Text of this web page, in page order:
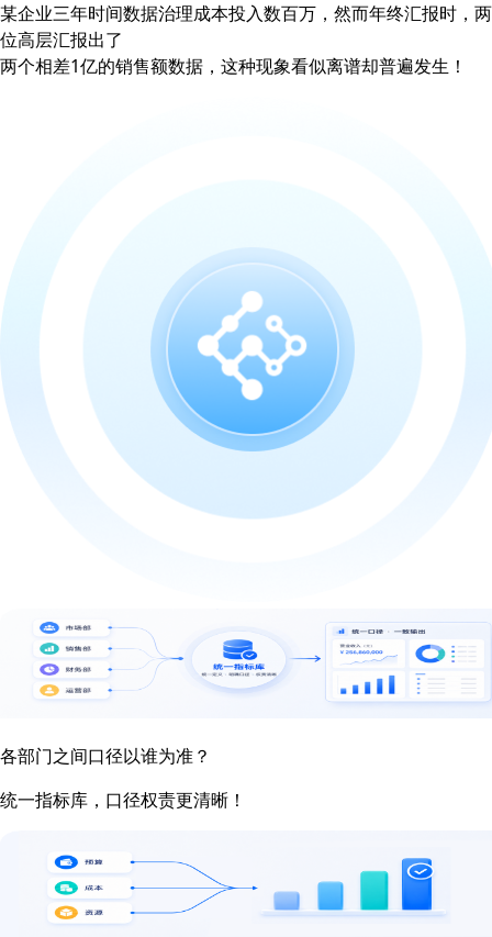
某企业三年时间数据治理成本投入数百万，然而年终汇报时，两
位高层汇报出了
两个相差1亿的销售额数据，这种现象看似离谱却普遍发生！
各部门之间口径以谁为准？
统一指标库，口径权责更清晰！